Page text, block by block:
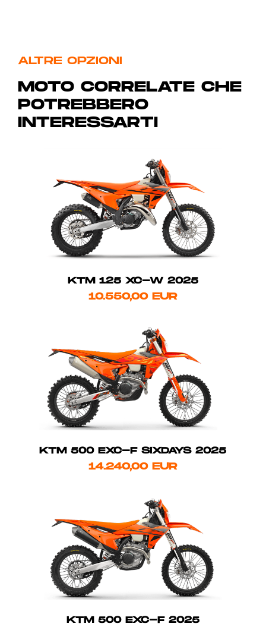
ALTRE OPZIONI
MOTO CORRELATE CHE
POTREBBERO
INTERESSARTI
KTM 125 XC-W 2025
10.550,00 EUR
KTM 500 EXC-F SIXDAYS 2025
14.240,00 EUR
KTM 500 EXC-F 2025